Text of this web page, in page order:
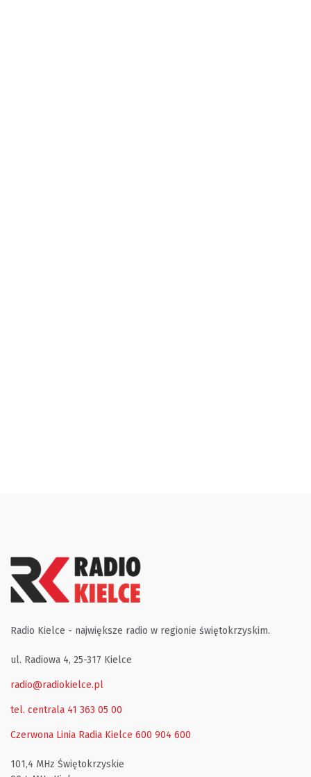
Radio Kielce - największe radio w regionie świętokrzyskim.
ul. Radiowa 4, 25-317 Kielce
radio@radiokielce.pl
tel. centrala 41 363 05 00
Czerwona Linia Radia Kielce 600 904 600
101,4 MHz Świętokrzyskie